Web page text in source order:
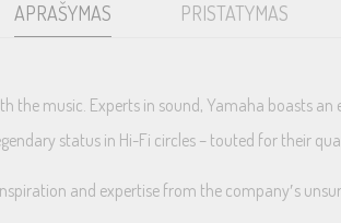
APRAŠYMAS PRISTATYMAS
the music. Experts in sound, Yamaha boasts
status in Hi-Fi circles – touted for their
and expertise from the company′s